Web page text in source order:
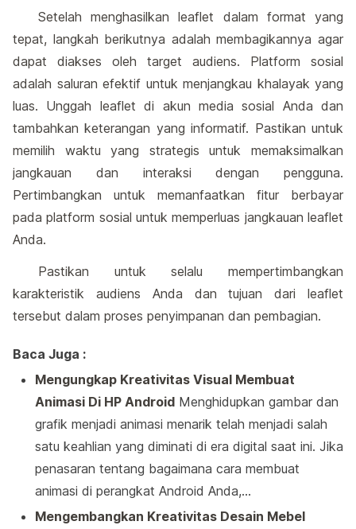
Setelah menghasilkan leaflet dalam format yang
tepat, langkah berikutnya adalah membagikannya agar
dapat diakses oleh target audiens. Platform sosial
adalah saluran efektif untuk menjangkau khalayak yang
luas. Unggah leaflet di akun media sosial Anda dan
tambahkan keterangan yang informatif. Pastikan untuk
memilih waktu yang strategis untuk memaksimalkan
jangkauan dan interaksi dengan pengguna.
Pertimbangkan untuk memanfaatkan fitur berbayar
pada platform sosial untuk memperluas jangkauan leaflet
Anda.
Pastikan untuk selalu mempertimbangkan
karakteristik audiens Anda dan tujuan dari leaflet
tersebut dalam proses penyimpanan dan pembagian.
Baca Juga :
Mengungkap Kreativitas Visual Membuat
Animasi Di HP Android Menghidupkan gambar dan
grafik menjadi animasi menarik telah menjadi salah
satu keahlian yang diminati di era digital saat ini. Jika
penasaran tentang bagaimana cara membuat
animasi di perangkat Android Anda,…
Mengembangkan Kreativitas Desain Mebel